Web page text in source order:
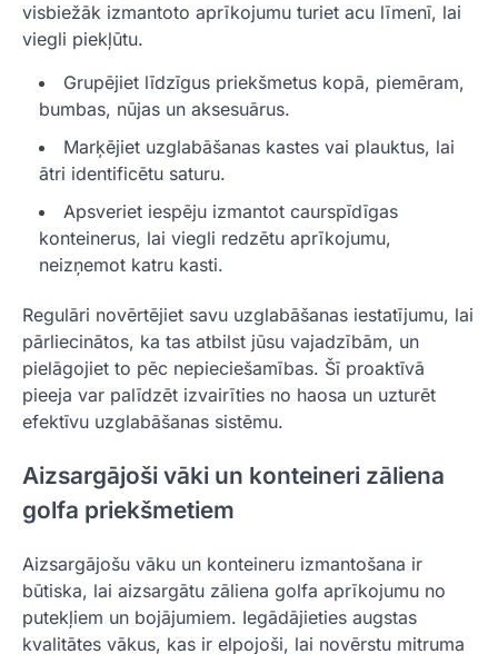
visbiežāk izmantoto aprīkojumu turiet acu līmenī, lai
viegli piekļūtu.
Grupējiet līdzīgus priekšmetus kopā, piemēram,
bumbas, nūjas un aksesuārus.
Marķējiet uzglabāšanas kastes vai plauktus, lai
ātri identificētu saturu.
Apsveriet iespēju izmantot caurspīdīgas
konteinerus, lai viegli redzētu aprīkojumu,
neizņemot katru kasti.
Regulāri novērtējiet savu uzglabāšanas iestatījumu, lai
pārliecinātos, ka tas atbilst jūsu vajadzībām, un
pielāgojiet to pēc nepieciešamības. Šī proaktīvā
pieeja var palīdzēt izvairīties no haosa un uzturēt
efektīvu uzglabāšanas sistēmu.
Aizsargājoši vāki un konteineri zāliena
golfa priekšmetiem
Aizsargājošu vāku un konteineru izmantošana ir
būtiska, lai aizsargātu zāliena golfa aprīkojumu no
putekļiem un bojājumiem. Iegādājieties augstas
kvalitātes vākus, kas ir elpojoši, lai novērstu mitruma